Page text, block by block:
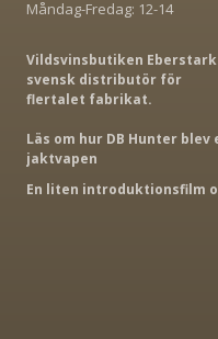
Måndag-Fredag: 12-14
Vildsvinsbutiken
svensk distributör för
flertalet fabrikat.
Läs om hur DB Hunter
jaktvapen
En liten introduktionsfilm